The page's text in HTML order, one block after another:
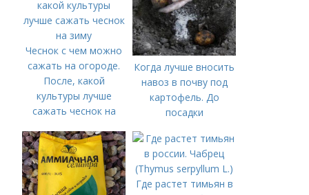
Чеснок с чем можно
сажать на огороде.
После, какой
культуры лучше
сажать чеснок на
Когда лучше вносить
навоз в почву под
картофель. До
посадки
Где растет тимьян в